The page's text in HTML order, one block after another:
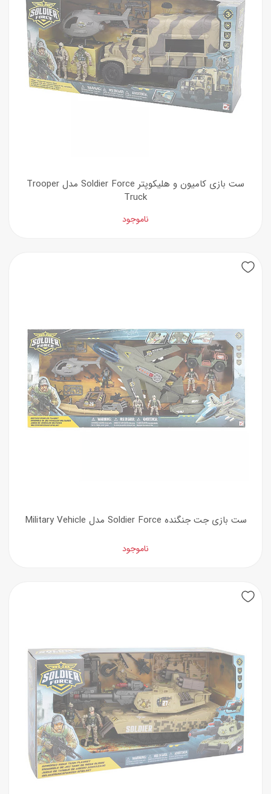
ست بازی کامیون و هلیکوپتر Soldier Force مدل Trooper
Truck
ناموجود
ست بازی جت جنگنده Soldier Force مدل Military Vehicle
ناموجود